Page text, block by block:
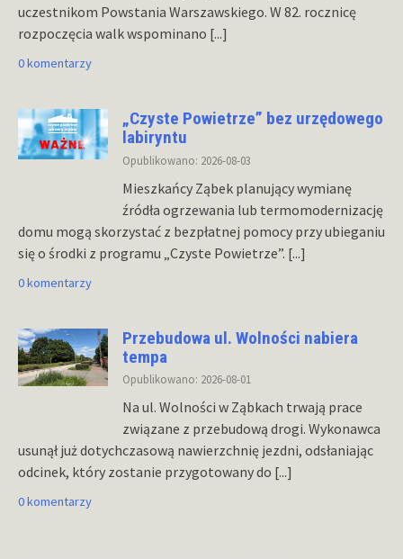
uczestnikom Powstania Warszawskiego. W 82. rocznicę
rozpoczęcia walk wspominano [...]
0 komentarzy
„Czyste Powietrze” bez urzędowego
labiryntu
Opublikowano: 2026-08-03
Mieszkańcy Ząbek planujący wymianę
źródła ogrzewania lub termomodernizację
domu mogą skorzystać z bezpłatnej pomocy przy ubieganiu
się o środki z programu „Czyste Powietrze”. [...]
0 komentarzy
Przebudowa ul. Wolności nabiera
tempa
Opublikowano: 2026-08-01
Na ul. Wolności w Ząbkach trwają prace
związane z przebudową drogi. Wykonawca
usunął już dotychczasową nawierzchnię jezdni, odsłaniając
odcinek, który zostanie przygotowany do [...]
0 komentarzy